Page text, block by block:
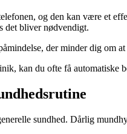
og den kan være et
det bliver nødvendigt.
der minder dig om
kan du ofte få automatiske
sundhed. Dårlig